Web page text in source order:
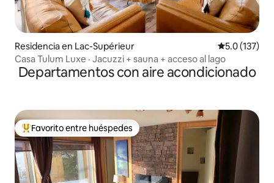
Residencia en Lac-Supérieur Calificación
5.0 (137)
Casa Tulum Luxe · Jacuzzi + sauna + acceso al lago
Departamentos con aire acondicionado
De los mejores en Favorito entre huéspedes
Favorito entre huéspedes